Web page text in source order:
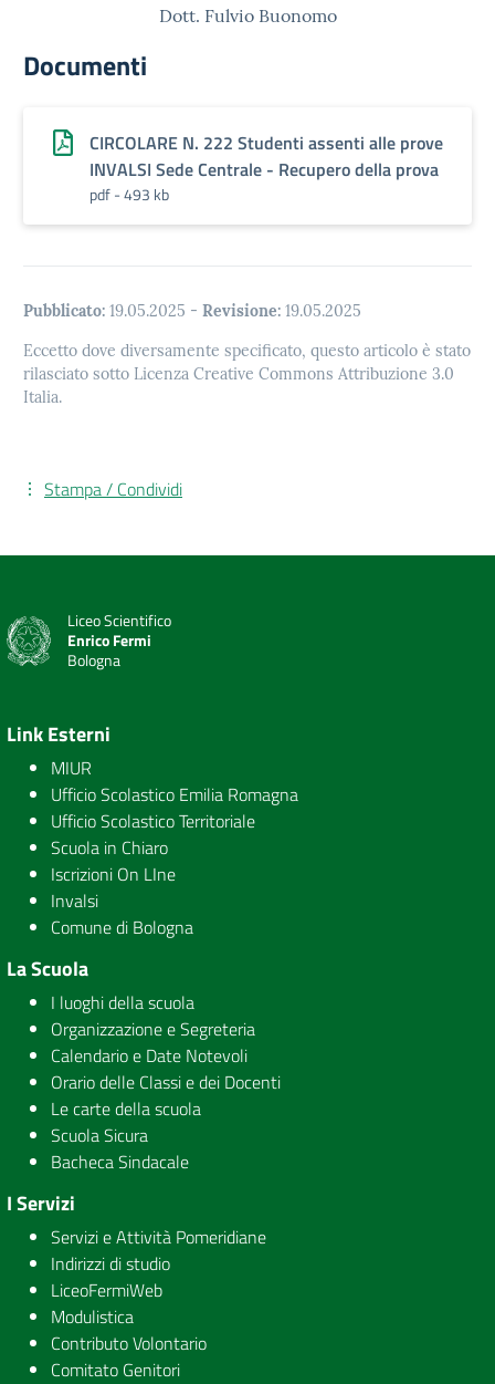
Dott. Fulvio Buonomo
Documenti
CIRCOLARE N. 222 Studenti assenti alle prove
INVALSI Sede Centrale - Recupero della prova
pdf - 493 kb
Pubblicato: 19.05.2025 - Revisione: 19.05.2025
Eccetto dove diversamente specificato, questo articolo è stato
rilasciato sotto Licenza Creative Commons Attribuzione 3.0
Italia.
Stampa / Condividi
Liceo Scientifico
Enrico Fermi
Bologna
Link Esterni
MIUR
Ufficio Scolastico Emilia Romagna
Ufficio Scolastico Territoriale
Scuola in Chiaro
Iscrizioni On LIne
Invalsi
Comune di Bologna
La Scuola
I luoghi della scuola
Organizzazione e Segreteria
Calendario e Date Notevoli
Orario delle Classi e dei Docenti
Le carte della scuola
Scuola Sicura
Bacheca Sindacale
I Servizi
Servizi e Attività Pomeridiane
Indirizzi di studio
LiceoFermiWeb
Modulistica
Contributo Volontario
Comitato Genitori